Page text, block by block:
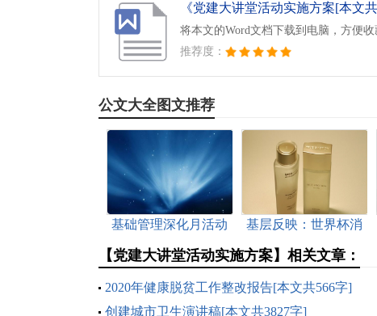
《党建大讲堂活动实施方案[本文共
将本文的Word文档下载到电脑，方便
推荐度：
公文大全图文推荐
基础管理深化月活动
基层反映：世界杯消
[本文共1461字]
【党建大讲堂活动实施方案】相关文章：
2020年健康脱贫工作整改报告[本文共566字]
创建城市卫生演讲稿[本文共3827字]